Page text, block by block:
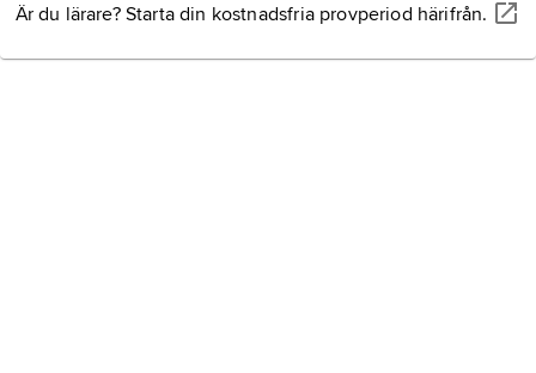
Är du lärare? Starta din kostnadsfria provperiod härifrån.